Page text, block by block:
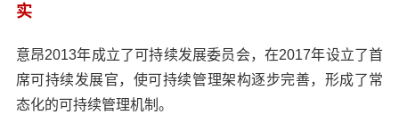
实
意昂2013年成立了可持续发展委员会，在2017年设立了首
席可持续发展官，使可持续管理架构逐步完善，形成了常
态化的可持续管理机制。